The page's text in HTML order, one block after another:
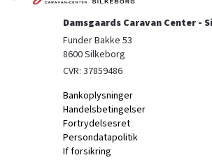
Damsgaards Caravan Center -
Funder Bakke 53
8600 Silkeborg
CVR: 37859486
Bankoplysninger
Handelsbetingelser
Fortrydelsesret
Persondatapolitik
If forsikring